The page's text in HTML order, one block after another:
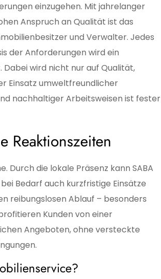
einzugehen. Mit jahrelanger
Anspruch an Qualität ist das
und Verwalter. Jedes
der Anforderungen wird ein
wird nicht nur auf Qualität,
Einsatz umweltfreundlicher
nachhaltiger Arbeitsweisen ist fester
Reaktionszeiten
Durch die lokale Präsenz kann SABA
Bedarf auch kurzfristige Einsätze
reibungslosen Ablauf – besonders
Kunden von einer
Angeboten, ohne versteckte